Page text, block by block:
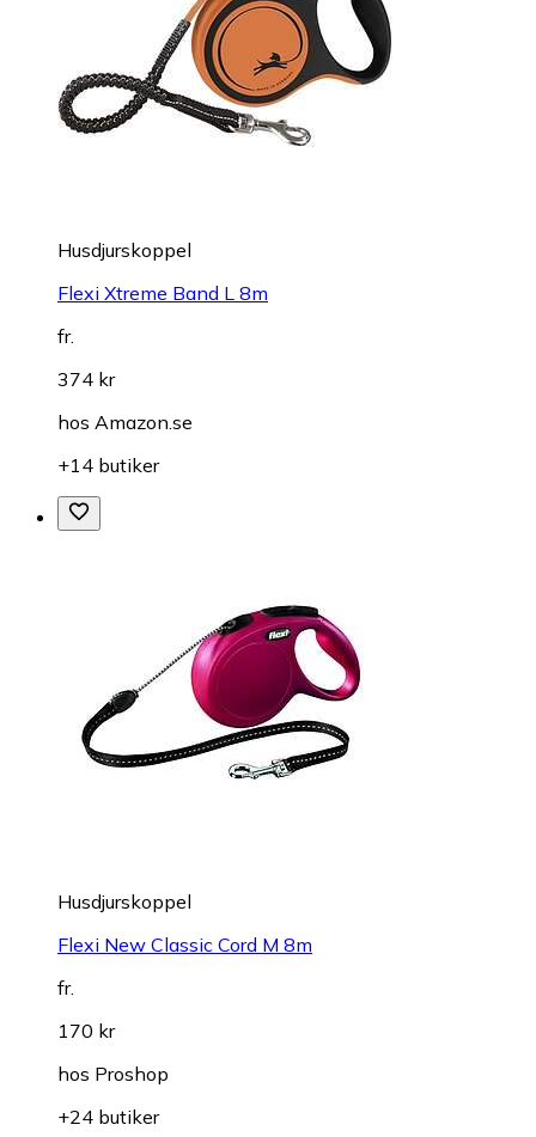
Husdjurskoppel
Flexi Xtreme Band L 8m
fr.
374 kr
hos Amazon.se
+14 butiker
Husdjurskoppel
Flexi New Classic Cord M 8m
fr.
170 kr
hos Proshop
+24 butiker